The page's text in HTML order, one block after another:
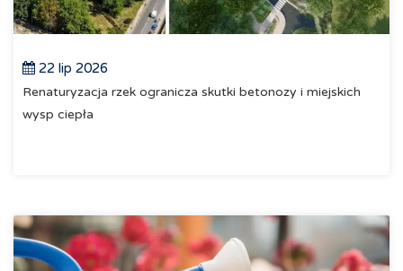
22 lip 2026
Renaturyzacja rzek ogranicza skutki betonozy i miejskich
wysp ciepła